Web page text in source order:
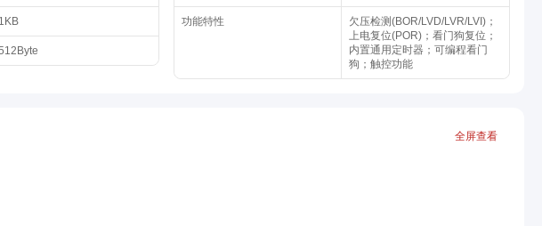
1KB 功能特性
欠压检测(BOR/LVD/LVR/LVI)；
上电复位(POR)；看门狗复位；
内置通用定时器；可编程看门
狗；触控功能
全屏查看